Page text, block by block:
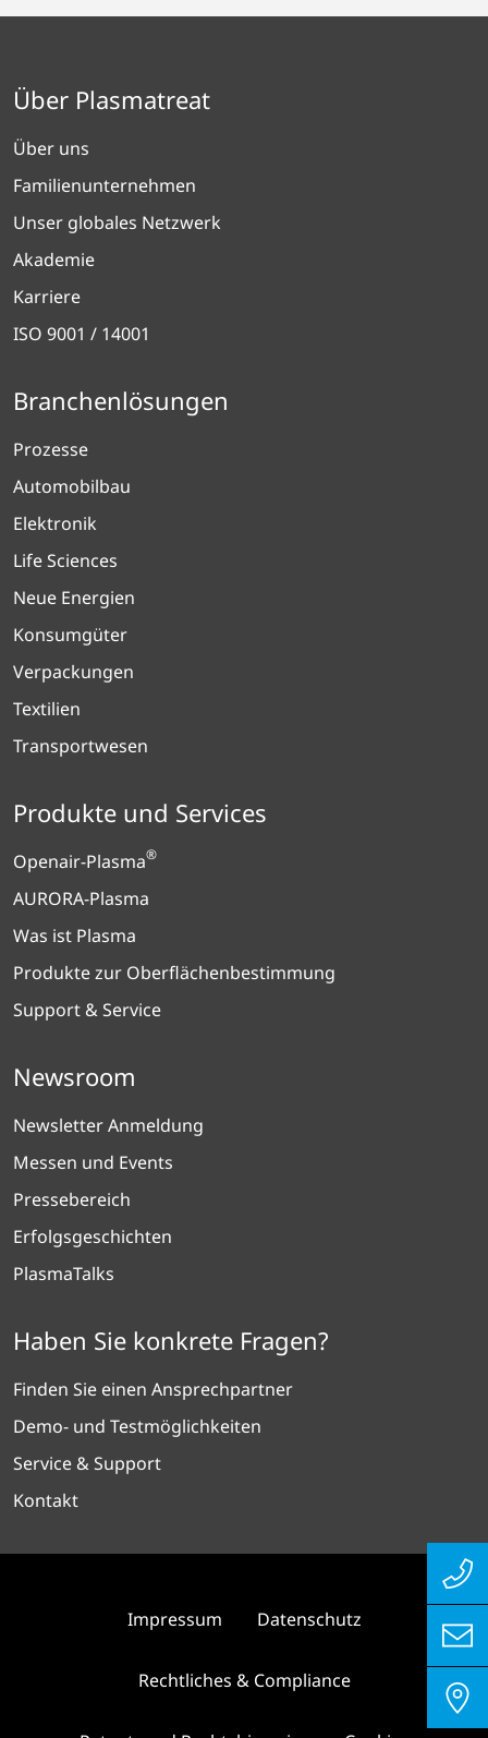
Über Plasmatreat
Über uns
Familienunternehmen
Unser globales Netzwerk
Akademie
Karriere
ISO 9001 / 14001
Branchenlösungen
Prozesse
Automobilbau
Elektronik
Life Sciences
Neue Energien
Konsumgüter
Verpackungen
Textilien
Transportwesen
Produkte und Services
Openair-Plasma®
AURORA-Plasma
Was ist Plasma
Produkte zur Oberflächenbestimmung
Support & Service
Newsroom
Newsletter Anmeldung
Messen und Events
Pressebereich
Erfolgsgeschichten
PlasmaTalks
Haben Sie konkrete Fragen?
Finden Sie einen Ansprechpartner
Demo- und Testmöglichkeiten
Service & Support
Kontakt
Impressum Datenschutz
Rechtliches & Compliance